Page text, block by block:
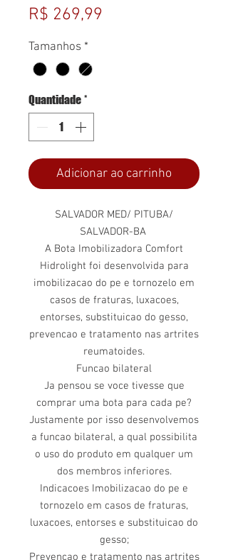
R$ 269,99
Tamanhos *
Quantidade *
Adicionar ao carrinho
SALVADOR MED/ PITUBA/
SALVADOR-BA
A Bota Imobilizadora Comfort
Hidrolight foi desenvolvida para
imobilizacao do pe e tornozelo em
casos de fraturas, luxacoes,
entorses, substituicao do gesso,
prevencao e tratamento nas artrites
reumatoides.
Funcao bilateral
Ja pensou se voce tivesse que
comprar uma bota para cada pe?
Justamente por isso desenvolvemos
a funcao bilateral, a qual possibilita
o uso do produto em qualquer um
dos membros inferiores.
Indicacoes Imobilizacao do pe e
tornozelo em casos de fraturas,
luxacoes, entorses e substituicao do
gesso;
Prevencao e tratamento nas artrites